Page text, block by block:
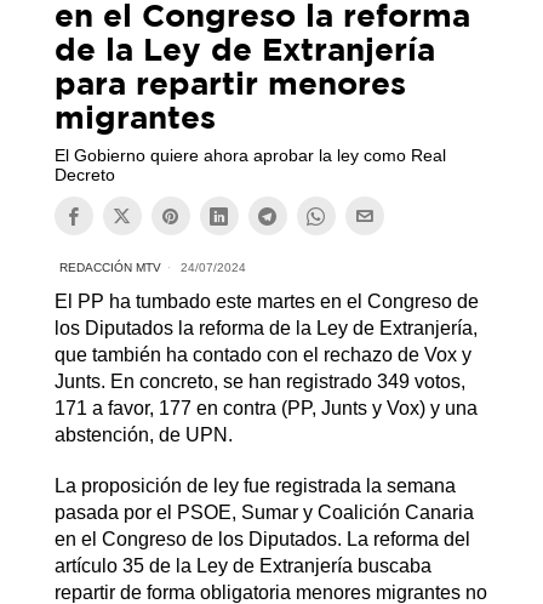
en el Congreso la reforma
de la Ley de Extranjería
para repartir menores
migrantes
El Gobierno quiere ahora aprobar la ley como Real
Decreto
REDACCIÓN MTV 24/07/2024
El PP ha tumbado este martes en el Congreso de
los Diputados la reforma de la Ley de Extranjería,
que también ha contado con el rechazo de Vox y
Junts. En concreto, se han registrado 349 votos,
171 a favor, 177 en contra (PP, Junts y Vox) y una
abstención, de UPN.
La proposición de ley fue registrada la semana
pasada por el PSOE, Sumar y Coalición Canaria
en el Congreso de los Diputados. La reforma del
artículo 35 de la Ley de Extranjería buscaba
repartir de forma obligatoria menores migrantes no